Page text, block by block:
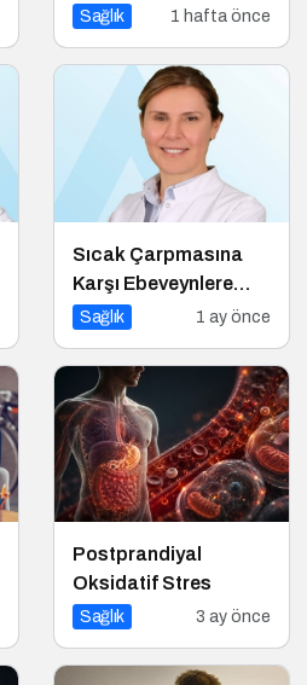
Dönüştürüyor
Sağlık 1 hafta önce
Sıcak Çarpmasına
Karşı Ebeveynlere
Hayati Uyarılar
Sağlık 1 ay önce
Postprandiyal
Oksidatif Stres
Sağlık 3 ay önce